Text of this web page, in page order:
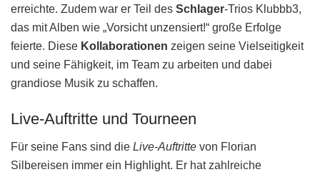
erreichte. Zudem war er Teil des Schlager-Trios Klubbb3,
das mit Alben wie „Vorsicht unzensiert!“ große Erfolge
feierte. Diese Kollaborationen zeigen seine Vielseitigkeit
und seine Fähigkeit, im Team zu arbeiten und dabei
grandiose Musik zu schaffen.
Live-Auftritte und Tourneen
Für seine Fans sind die Live-Auftritte von Florian
Silbereisen immer ein Highlight. Er hat zahlreiche